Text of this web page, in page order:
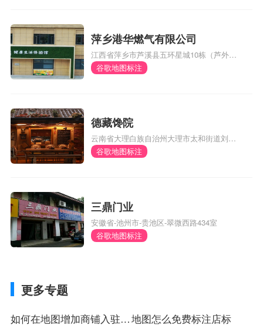
萍乡港华燃气有限公司
江西省萍乡市芦溪县五环星城10栋（芦外和
体育馆对面）
谷歌地图标注
德藏馋院
云南省大理白族自治州大理市太和街道刘官
厂村委会风阳邑村290号
谷歌地图标注
三鼎门业
安徽省-池州市-贵池区-翠微西路434室
谷歌地图标注
更多专题
如何在地图增加商铺入驻注地图怎么免费标注店标